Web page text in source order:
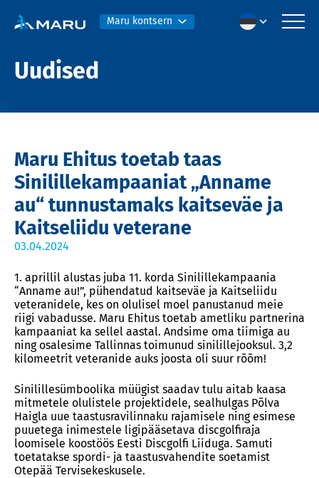
Maru kontsern
Uudised
Maru Ehitus toetab taas
Sinilillekampaaniat „Anname
au“ tunnustamaks kaitseväe ja
Kaitseliidu veterane
03.04.2024
1. aprillil alustas juba 11. korda Sinilillekampaania
“Anname au!”, pühendatud kaitseväe ja Kaitseliidu
veteranidele, kes on olulisel moel panustanud meie
riigi vabadusse. Maru Ehitus toetab ametliku partnerina
kampaaniat ka sellel aastal. Andsime oma tiimiga au
ning osalesime Tallinnas toimunud sinilillejooksul. 3,2
kilomeetrit veteranide auks joosta oli suur rõõm!
Sinilillesümboolika müügist saadav tulu aitab kaasa
mitmetele olulistele projektidele, sealhulgas Põlva
Haigla uue taastusravilinnaku rajamisele ning esimese
puuetega inimestele ligipääsetava discgolfiraja
loomisele koostöös Eesti Discgolfi Liiduga. Samuti
toetatakse spordi- ja taastusvahendite soetamist
Otepää Tervisekeskusele.